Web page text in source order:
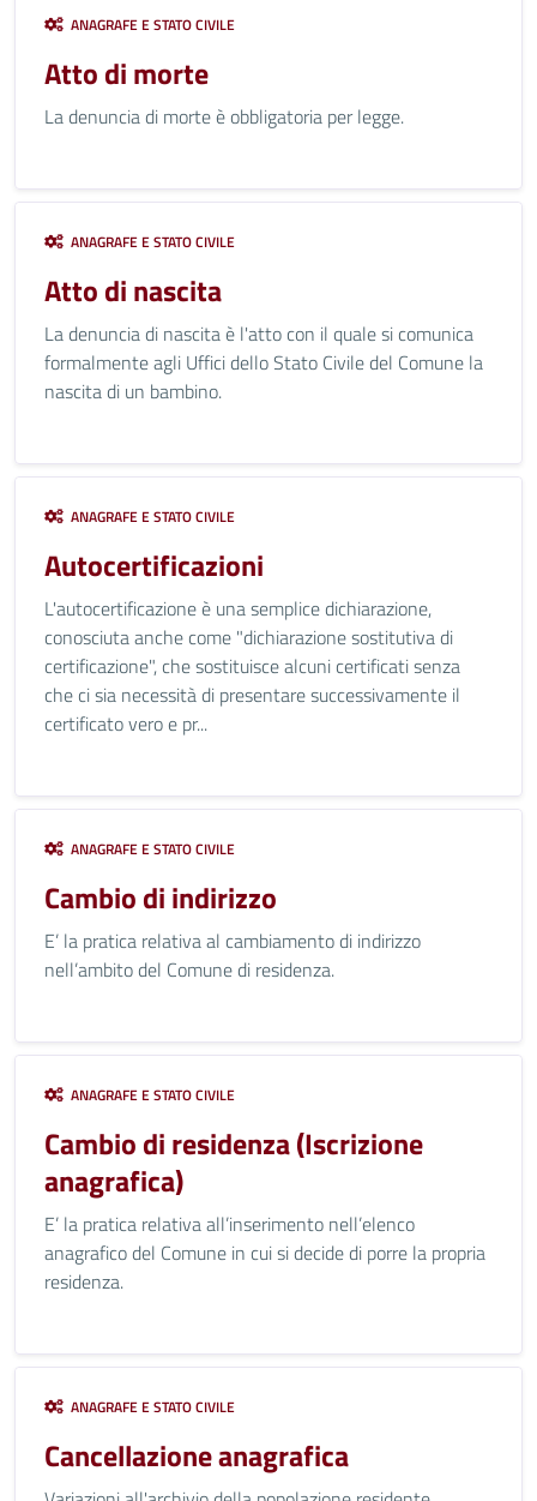
ANAGRAFE E STATO CIVILE
Atto di morte
La denuncia di morte è obbligatoria per legge.
ANAGRAFE E STATO CIVILE
Atto di nascita
La denuncia di nascita è l'atto con il quale si comunica
formalmente agli Uffici dello Stato Civile del Comune la
nascita di un bambino.
ANAGRAFE E STATO CIVILE
Autocertificazioni
L'autocertificazione è una semplice dichiarazione,
conosciuta anche come "dichiarazione sostitutiva di
certificazione", che sostituisce alcuni certificati senza
che ci sia necessità di presentare successivamente il
certificato vero e pr...
ANAGRAFE E STATO CIVILE
Cambio di indirizzo
E’ la pratica relativa al cambiamento di indirizzo
nell’ambito del Comune di residenza.
ANAGRAFE E STATO CIVILE
Cambio di residenza (Iscrizione
anagrafica)
E’ la pratica relativa all’inserimento nell’elenco
anagrafico del Comune in cui si decide di porre la propria
residenza.
ANAGRAFE E STATO CIVILE
Cancellazione anagrafica